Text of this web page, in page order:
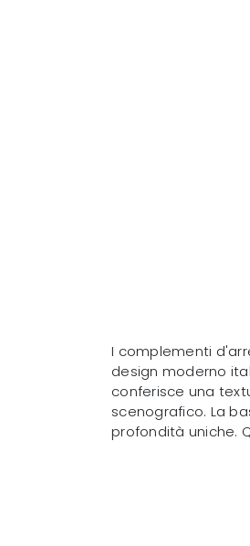
I complementi
design moderno
conferisce una
scenografico. La
profondità uniche.